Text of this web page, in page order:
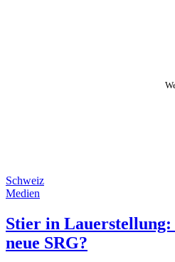
Schweiz
Medien
Stier in
neue SRG?